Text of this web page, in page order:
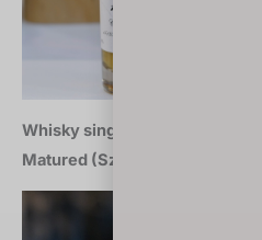
Whisky single malt marca
Matured (Szkocja)